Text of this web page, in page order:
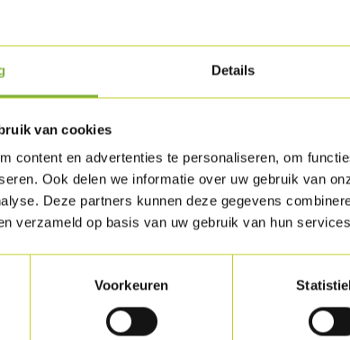
Details
van cookies
content en advertenties te personaliseren, om
Ook delen we informatie over uw gebruik van
Deze partners kunnen deze gegevens
verzameld op basis van uw gebruik van hun
Voorkeuren
Snij de
Snij de komkommer en de
Laat de yoghurt een uur
spaghettikruiden aan toe.
Rooster de havervlokken in
en werk er het gerecht mee af.